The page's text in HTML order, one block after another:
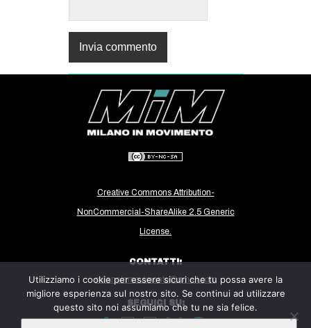
Creative Commons Attribution-
NonCommercial-ShareAlike 2.5 Generic
License.
CONTATTI:
milanoinmovimento@gmail.com
SEGUICI SU:
Utilizziamo i cookie per essere sicuri che tu possa avere la
migliore esperienza sul nostro sito. Se continui ad utilizzare
questo sito noi assumiamo che tu ne sia felice.